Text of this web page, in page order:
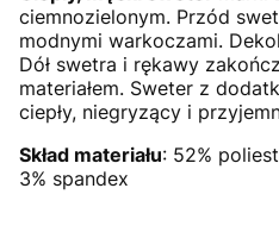
ciemnozielonym. Przód
modnymi warkoczami.
Dół swetra i rękawy
materiałem. Sweter z
ciepły, niegryzący i
Skład materiału: 52%
3% spandex